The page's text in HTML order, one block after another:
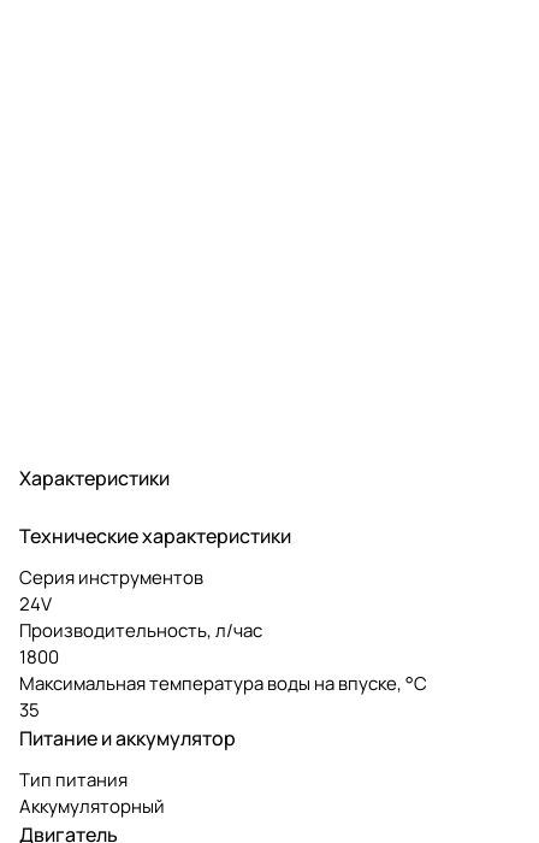
Характеристики
Технические характеристики
Серия инструментов
24V
Производительность, л/час
1800
Максимальная температура воды на впуске, °C
35
Питание и аккумулятор
Тип питания
Аккумуляторный
Двигатель